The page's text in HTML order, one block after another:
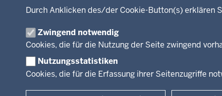
Durch Anklicken des/der Cookie-Button(s) erklären
Zwingend notwendig
Cookies, die für die Nutzung der Seite zwingend
Nutzungsstatistiken
Cookies, die für die Erfassung ihrer Seitenzugriffe
Recht, Ordnung
Förderportal, Wirtschaft